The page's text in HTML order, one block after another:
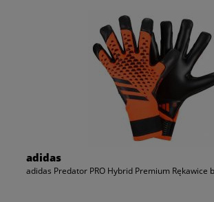
adidas
adidas Predator PRO Hybrid Premium Rękawice